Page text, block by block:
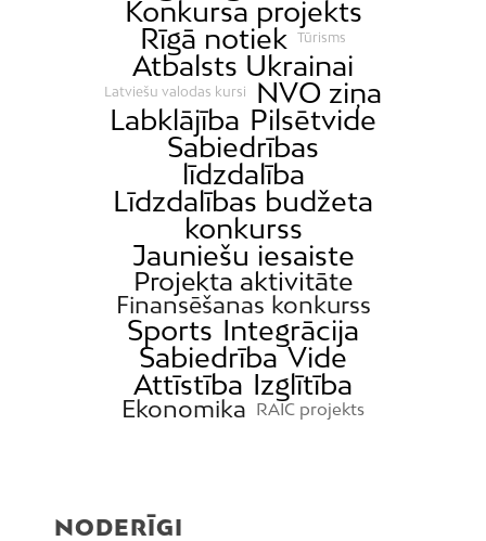
Konkursa projekts
Rīgā notiek
Tūrisms
Atbalsts Ukrainai
Latviešu valodas kursi
NVO ziņa
Labklājība Pilsētvide
Sabiedrības
līdzdalība
Līdzdalības budžeta
konkurss
Jauniešu iesaiste
Projekta aktivitāte
Finansēšanas konkurss
Sports Integrācija
Sabiedrība Vide
Attīstība Izglītība
Ekonomika RAIC projekts
NODERĪGI